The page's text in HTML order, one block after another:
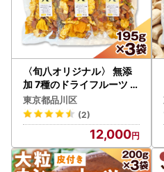
お忘れの場合は、お住まいの
請を行ってください。
◆お問い合わせはこちら
＝＝＝＝＝＝＝＝＝＝＝
東京都品川区ふるさと納税サポ
TEL：050-5538-7989
FAX：050-3730-3285
E-
営業日のご案内：平日9時～
始は休業となります
〈旬八オリジナル〉 無添
加 7種のドライフルーツ 1
95g×3pcセット
東京都品川区
(2)
12,000